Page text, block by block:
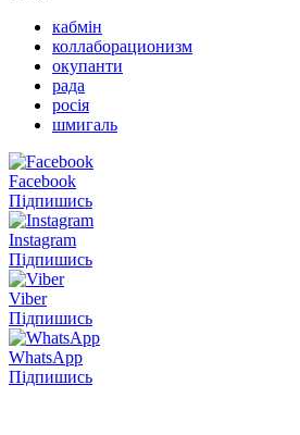
кабмін
коллаборационизм
окупанти
рада
росія
шмигаль
Facebook
Підпишись
Instagram
Підпишись
Viber
Підпишись
WhatsApp
Підпишись